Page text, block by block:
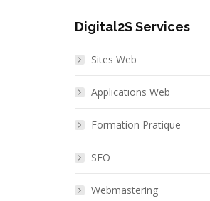
Digital2S Services
Sites Web
Applications Web
Formation Pratique
SEO
Webmastering